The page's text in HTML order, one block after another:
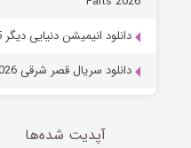
دانلود انیمیشن دنیایی دیگر Another World 2025
دانلود سریال قصر شرقی The East Palace 2026
آپدیت شده‌ها